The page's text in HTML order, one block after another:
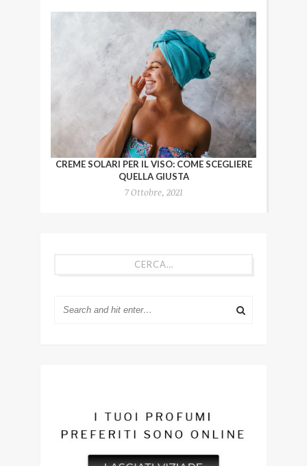
CREME SOLARI PER IL VISO: COME SCEGLIERE
QUELLA GIUSTA
7 Ottobre, 2021
CERCA…